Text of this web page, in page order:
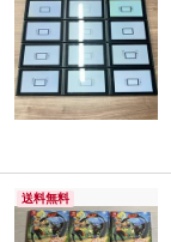
送料無料